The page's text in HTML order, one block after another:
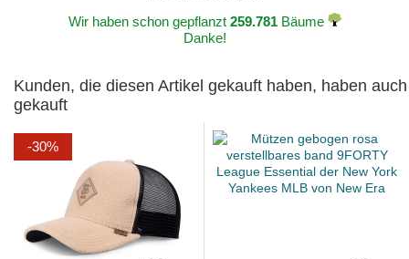
Wir haben schon gepflanzt 259.781Bäume
Danke!
Kunden, die diesen Artikel gekauft haben, haben auch
gekauft
-30%